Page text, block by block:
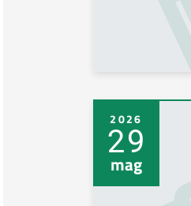
2026
29
mag